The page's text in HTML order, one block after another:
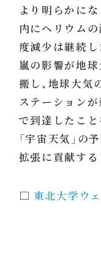
より明らかに
内にヘリウム
度減少は継続し
嵐の影響が地球
搬し、地球大
ステーション
で到達したこと
「宇宙天気」の
拡張に貢献する
□ 東北大学ウ